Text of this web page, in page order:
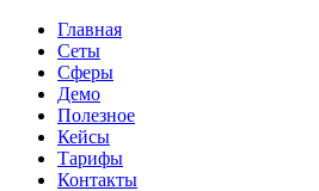
Главная
Сеты
Сферы
Демо
Полезное
Кейсы
Тарифы
Контакты